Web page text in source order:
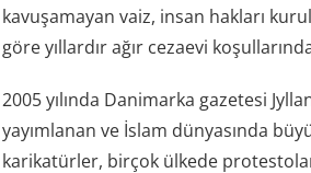
kavuşamayan vaiz, insan hakları
göre yıllardır ağır cezaevi
2005 yılında Danimarka gazetesi
yayımlanan ve İslam dünyasında
karikatürler, birçok ülkede